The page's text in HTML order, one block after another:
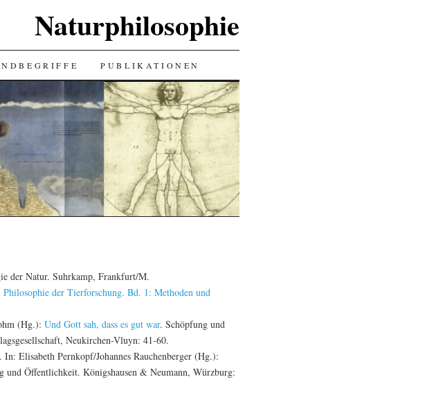
Naturphilosophie
PUBLIKATIONEN
der Natur. Suhrkamp, Frankfurt/M.
Philosophie der Tierforschung. Bd. 1: Methoden und
(Hg.): Und Gott sah, dass es gut war. Schöpfung und
Neukirchen-Vluyn: 41-60.
Elisabeth Pernkopf/Johannes Rauchenberger (Hg.):
und Öffentlichkeit. Königshausen & Neumann, Würzburg: